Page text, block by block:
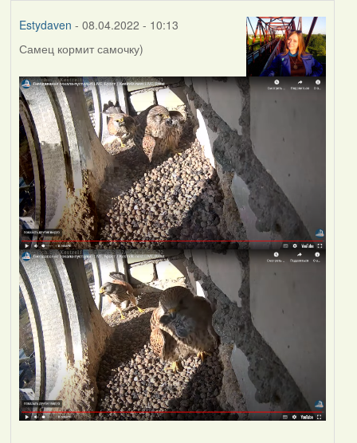
Estydaven - 08.04.2022 - 10:13
Самец кормит самочку)